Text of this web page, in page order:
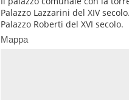
Palazzo Lazzarini del XIV secolo.
Palazzo Roberti del XVI secolo.
Mappa